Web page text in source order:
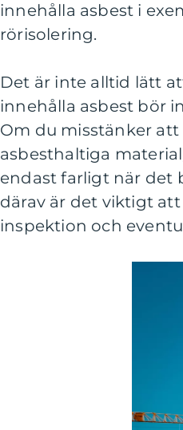
innehålla asbest i
rörisolering.
Det är inte alltid lätt
innehålla asbest bör
Om du misstänker
asbesthaltiga
endast farligt när det
därav är det viktigt
inspektion och